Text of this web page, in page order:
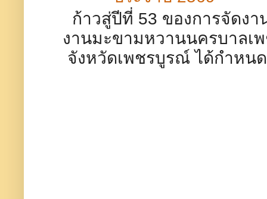
ก้าวสู่ปีที่ 53 ของการจัดง
งานมะขามหวานนครบา
จังหวัดเพชรบูรณ์ ได้กำหน